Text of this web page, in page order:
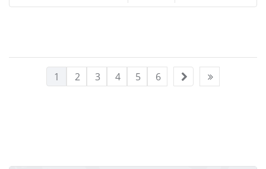
1 2 3 4 5 6